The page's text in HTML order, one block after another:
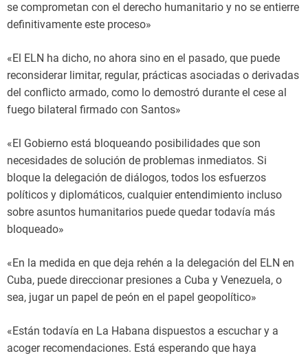
se comprometan con el derecho humanitario y no se entierre
definitivamente este proceso»
«El ELN ha dicho, no ahora sino en el pasado, que puede
reconsiderar limitar, regular, prácticas asociadas o derivadas
del conflicto armado, como lo demostró durante el cese al
fuego bilateral firmado con Santos»
«El Gobierno está bloqueando posibilidades que son
necesidades de solución de problemas inmediatos. Si
bloque la delegación de diálogos, todos los esfuerzos
políticos y diplomáticos, cualquier entendimiento incluso
sobre asuntos humanitarios puede quedar todavía más
bloqueado»
«En la medida en que deja rehén a la delegación del ELN en
Cuba, puede direccionar presiones a Cuba y Venezuela, o
sea, jugar un papel de peón en el papel geopolítico»
«Están todavía en La Habana dispuestos a escuchar y a
acoger recomendaciones. Está esperando que haya